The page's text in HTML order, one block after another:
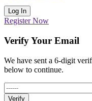
Log In
Register Now
Verify Your Email
We have sent a 6-digit
below to continue.
Verify